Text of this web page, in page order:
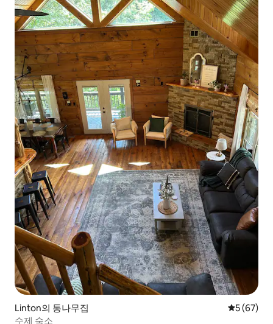
Linton의 통나무집 평점 5점(5
5 (67)
수제 숙소